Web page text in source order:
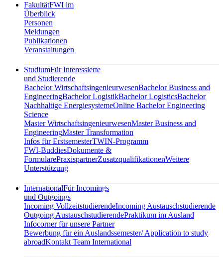
FakultätFWI im
Überblick
Personen
Meldungen
Publikationen
Veranstaltungen
StudiumFür Interessierte
und Studierende
Bachelor WirtschaftsingenieurwesenBachelor Business and
EngineeringBachelor LogistikBachelor LogisticsBachelor
Nachhaltige EnergiesystemeOnline Bachelor Engineering
Science
Master WirtschaftsingenieurwesenMaster Business and
EngineeringMaster Transformation
Infos für ErstsemesterTWIN-Programm
FWI-BuddiesDokumente &
FormularePraxispartnerZusatzqualifikationenWeitere
Unterstützung
InternationalFür Incomings
und Outgoings
Incoming VollzeitstudierendeIncoming Austauschstudierende
Outgoing AustauschstudierendePraktikum im Ausland
Infocorner für unsere Partner
Bewerbung für ein Auslandssemester/ Application to study
abroadKontakt Team International